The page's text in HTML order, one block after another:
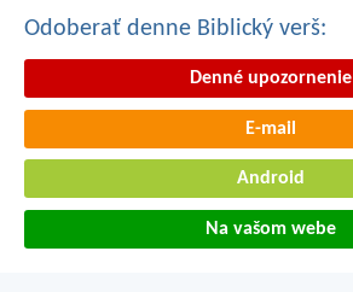
Odoberať denne Biblický verš:
Denné upozornenie
E-mail
Android
Na vašom webe